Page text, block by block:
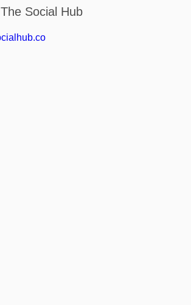
Social Hub